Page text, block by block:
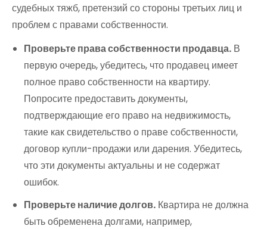
судебных тяжб, претензий со стороны третьих лиц и
проблем с правами собственности.
Проверьте права собственности продавца. В
первую очередь, убедитесь, что продавец имеет
полное право собственности на квартиру.
Попросите предоставить документы,
подтверждающие его право на недвижимость,
такие как свидетельство о праве собственности,
договор купли-продажи или дарения. Убедитесь,
что эти документы актуальны и не содержат
ошибок.
Проверьте наличие долгов. Квартира не должна
быть обременена долгами, например,